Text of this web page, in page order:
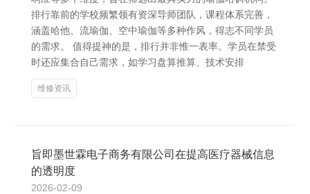
排行靠前的学校频繁领有资深导师团队，课程体系完善，
涵盖哈他、流瑜伽、空中瑜伽等多种作风，得志不同学员
的需求。 值得提神的是，排行并非惟一表率。学员在禁受
时还应集合自己需求，如学习盘算推算、技术安排
维修资讯
旨即墨世霖电子商务有限公司在提高医疗器械信息
的透明度
2026-02-09